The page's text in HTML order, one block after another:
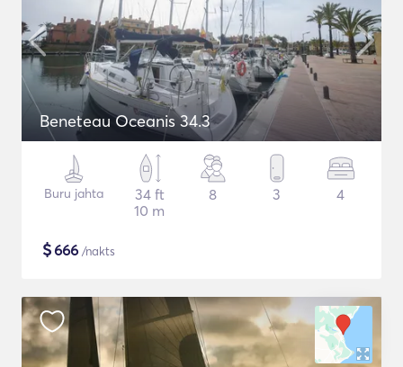
Beneteau Oceanis 34.3
Buru jahta
34 ft
10 m
8 3 4
$666 /nakts